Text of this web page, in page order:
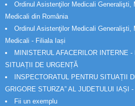
Ordinul Asistenţilor Medicali Generalişti,
Medicali din România
Ordinul Asistenţilor Medicali Generalişti,
Medicali - Filiala Iași
MINISTERUL AFACERILOR INTERNE
SITUAȚII DE URGENȚĂ
INSPECTORATUL PENTRU SITUAȚII
GRIGORE STURZA” AL JUDETULUI IAȘI -
Fii un exemplu